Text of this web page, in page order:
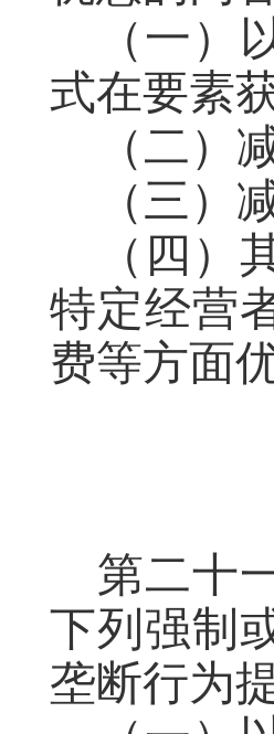
（一）
式在要素
（二）
（三）
（四
特定经营
费等方面
第二十
下列强制
垄断行为